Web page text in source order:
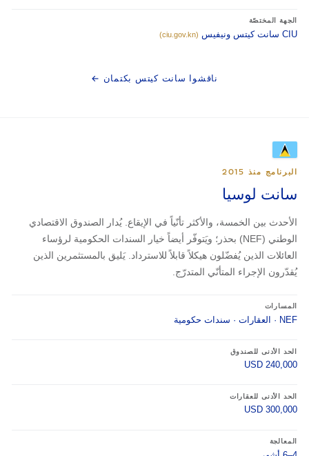
الجهة المختصّة
CIU سانت كيتس ونيفيس (ciu.gov.kn)
ناقشوا سانت كيتس بكتمان ←
البرنامج منذ 2015
سانت لوسيا
الأحدث بين الخمسة، والأكثر تأنّياً في الإيقاع. يُدار الصندوق الاقتصادي
الوطني (NEF) بحذر؛ ويَتوفّر أيضاً خيار السندات الحكومية لرؤساء
العائلات الذين يُفضّلون هيكلاً قابلاً للاسترداد. يَليق بالمستثمرين الذين
يُقدّرون الإجراء المتأنّي المتدرّج.
المسارات
NEF · العقارات · سندات حكومية
الحد الأدنى للصندوق
USD 240,000
الحد الأدنى للعقارات
USD 300,000
المعالجة